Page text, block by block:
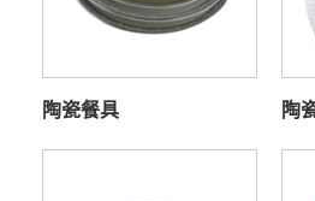
陶瓷餐具 陶